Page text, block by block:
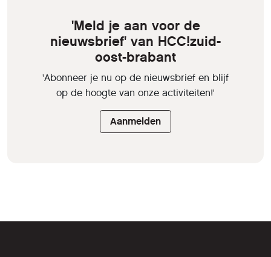
'Meld je aan voor de
nieuwsbrief' van HCC!zuid-
oost-brabant
'Abonneer je nu op de nieuwsbrief en blijf
op de hoogte van onze activiteiten!'
Aanmelden